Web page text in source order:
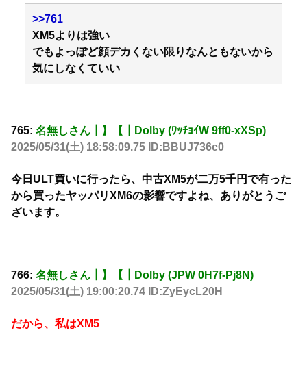
>>761
XM5よりは強い
でもよっぽど顔デカくない限りなんともないから
気にしなくていい
765: 名無しさん┃】【┃Dolby (ﾜｯﾁｮｲW 9ff0-xXSp)
2025/05/31(土) 18:58:09.75 ID:BBUJ736c0
今日ULT買いに行ったら、中古XM5が二万5千円で有った
から買ったヤッパリXM6の影響ですよね、ありがとうご
ざいます。
766: 名無しさん┃】【┃Dolby (JPW 0H7f-Pj8N)
2025/05/31(土) 19:00:20.74 ID:ZyEycL20H
だから、私はXM5